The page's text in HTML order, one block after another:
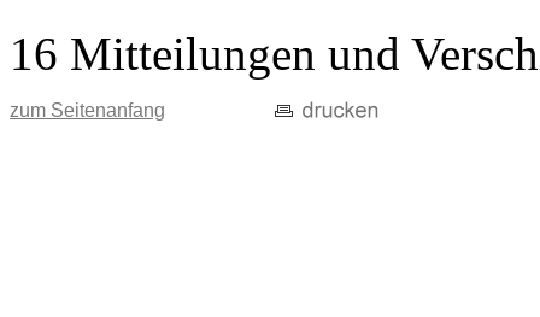
16 Mitteilungen und
zum Seitenanfang